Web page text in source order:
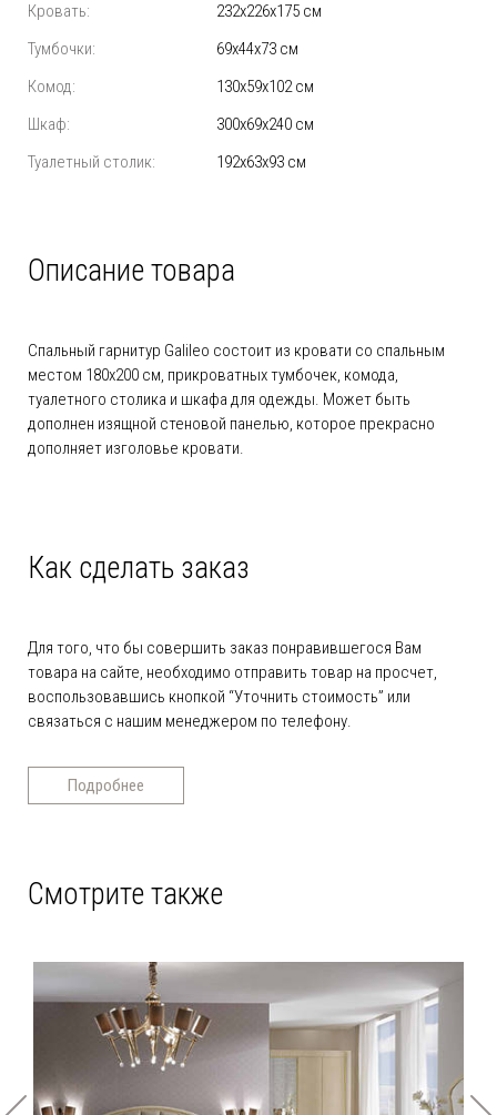
Кровать:
232х226х175 см
Тумбочки:
69х44х73 см
Комод:
130х59х102 см
Шкаф:
300х69х240 см
Туалетный столик:
192х63х93 см
Описание товара
Спальный гарнитур Galileo состоит из кровати со спальным
местом 180х200 см, прикроватных тумбочек, комода,
туалетного столика и шкафа для одежды. Может быть
дополнен изящной стеновой панелью, которое прекрасно
дополняет изголовье кровати.
Как сделать заказ
Для того, что бы совершить заказ понравившегося Вам
товара на сайте, необходимо отправить товар на просчет,
воспользовавшись кнопкой “Уточнить стоимость” или
связаться с нашим менеджером по телефону.
Подробнее
Смотрите также